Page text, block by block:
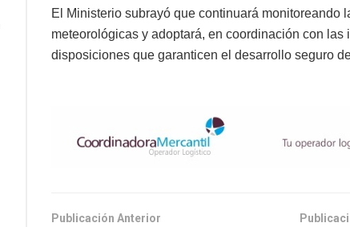
El Ministerio subrayó que continuará monitoreando
meteorológicas y adoptará, en coordinación con
disposiciones que garanticen el desarrollo seguro
Publicación Anterior